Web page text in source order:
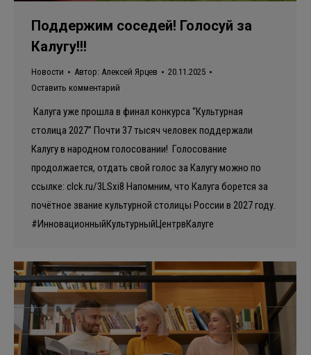
Поддержим соседей! Голосуй за
Калугу!!!
Новости Автор: Алексей Ярцев
20.11.2025
Оставить комментарий
️Калуга уже прошла в финал конкурса “Культурная
столица 2027” Почти 37 тысяч человек поддержали
Калугу в народном голосовании! Голосование
продолжается, отдать свой голос за Калугу можно по
ссылке: clck.ru/3LSxi8 Напомним, что Калуга борется за
почётное звание культурной столицы России в 2027 году.
#ИнновационныйКультурныйЦентрвКалуге